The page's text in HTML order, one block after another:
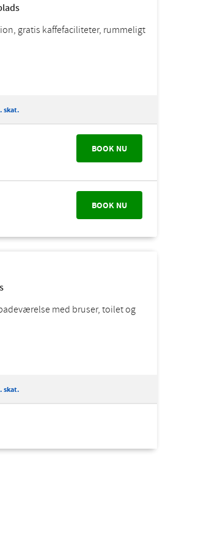
gratis kaffefaciliteter, rummeligt
skat.
BOOK NU
BOOK NU
med bruser, toilet og
skat.